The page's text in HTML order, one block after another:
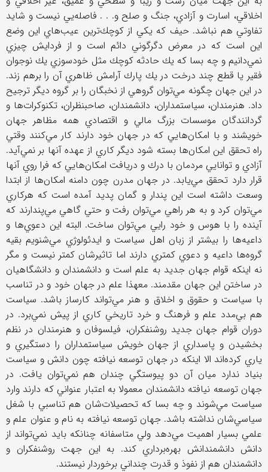
اخلاقي، اسارت و آزادي، جنگ و صلح و. . . فاصله‌يي نيست و شايد
تفاوتي هم نباشد. حيف كه يكي از كوچك‌ترين عيب‌هاي اين وضع
اين است كه در معرض دگرگوني دائم است و از فردايش چيزي
نمي‌دانيم و چه بسا كه يك حادثه كوچك مثل خودسوزي يك نوجوان
فقير يا قطع چند درخت در يك پارك آرامش ظاهري آن را برهم زند.
در اين جهان چگونه مي‌توان گروهي از نخبگان را بر گروه ديگر ترجيح
داد. هنرمندان، سياستمداران، دانشمندان، صاحبنظران، تكنوكرات‌ها و
گردانندگان موسسات بزرگ مالي و اقتصادي همه مظاهر جهان
خويشند و با امكان‌هايي كه در جهان خود دارند كار مي‌كنند وقتي
راه تحقق اين امكان‌ها بسته شود ديگر كاري از عهده آنها بر نمي‌آيد.
آزادي و توانايي مردمان با درك و دريافت امكان‌هايي كه فرا روي آنها
قرار دارد تحقق مي‌يابد. در جهان مدرن چون دامنه امكان‌ها از ابتدا
وسعت داشته است اين پندار و گمان پديد آمده است كه هركاري
مي‌توان كرد و به هر راهي مي‌توان رفت و حتي گاهي مي‌پندارند كه
آينده را با هوس و خود رايي مي‌توان ساخت. البته اين دعوي‌ها و
داعيه‌ها را بيشتر از زبان اهل سياست و ايدئولوژي مي‌شنويم بقيه
گروه‌ها داعيه و دعوي كمتري دارند اما تاثيرشان كمتر نيست و مگر
نه اينكه قوام جهان جديد به علم است و دانشمندان و دانشگاهيان
در ساختن اين جهان مقدمند. معهذا علم در جهان خود و در تناسب
با سياست و حقوق و اخلاق و هنر مي‌تواند كارساز باشد. سياست
هم بي‌مدد علم و فرهنگ و خرد تاريخي كاري از پيش نمي‌برد. در
دوران قوام جهان جديد روشنفكران، فيلسوفان و هنرمندان در نظم
بخشيدن و پاسداري از جهان خويش سياستمداران را دستگيري و
ياري كرده‌اند الا اينكه در جهان توسعه نيافته چون دانش و سياست
بنياد ندارد ميان آن دو پيوستگي چندان هم نمي‌توان يافت. در
جهان توسعه نيافته دانشمندان معمولا به اعتبار عنواني كه دارند وارد
سياست مي‌شوند و چه بسا كه تحصيلات‌شان هم تناسبي با شغل
سياسي‌شان نداشته باشد. جهان توسعه نيافته به نام و عنوان علم و
علمي بسيار اهميت مي‌دهد ولي متاسفانه چنانكه بايد نمي‌تواند از
دانش دانشمندانش بهره‌برداري كند. به اين جهت روشنفكران و
دانشمندان هم از نفوذ و قدرت چنداني برخوردار نيستند.